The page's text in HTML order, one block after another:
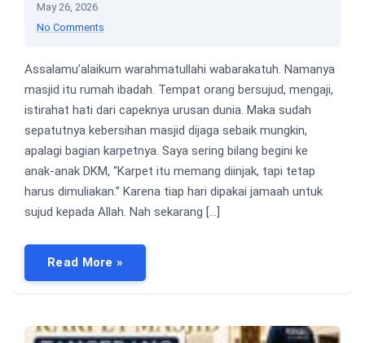
May 26, 2026
No Comments
Assalamu’alaikum warahmatullahi wabarakatuh. Namanya
masjid itu rumah ibadah. Tempat orang bersujud, mengaji,
istirahat hati dari capeknya urusan dunia. Maka sudah
sepatutnya kebersihan masjid dijaga sebaik mungkin,
apalagi bagian karpetnya. Saya sering bilang begini ke
anak-anak DKM, “Karpet itu memang diinjak, tapi tetap
harus dimuliakan.” Karena tiap hari dipakai jamaah untuk
sujud kepada Allah. Nah sekarang […]
Read More »